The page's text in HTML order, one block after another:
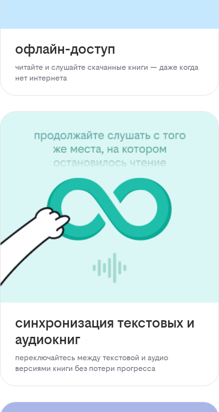
офлайн-доступ
читайте и слушайте скачанные книги — даже когда
нет интернета
синхронизация текстовых и
аудиокниг
переключайтесь между текстовой и аудио
версиями книги без потери прогресса